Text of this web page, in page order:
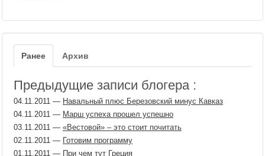
Ранее Архив
Предыдущие записи блогера :
04.11.2011 — Навальный плюс Березовский минус Кавказ
04.11.2011 — Марш успеха прошел успешно
03.11.2011 — «Вестовой» – это стоит почитать
02.11.2011 — Готовим программу
01.11.2011 — При чем тут Греция